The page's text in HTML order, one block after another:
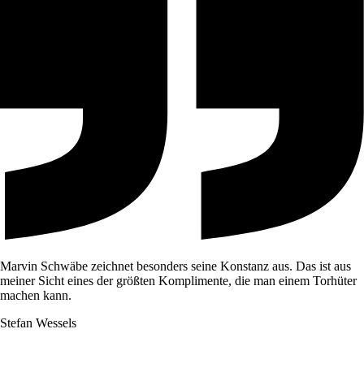
Marvin Schwäbe zeichnet besonders seine Konstanz aus. Das ist aus
meiner Sicht eines der größten Komplimente, die man einem Torhüter
machen kann.
Stefan Wessels